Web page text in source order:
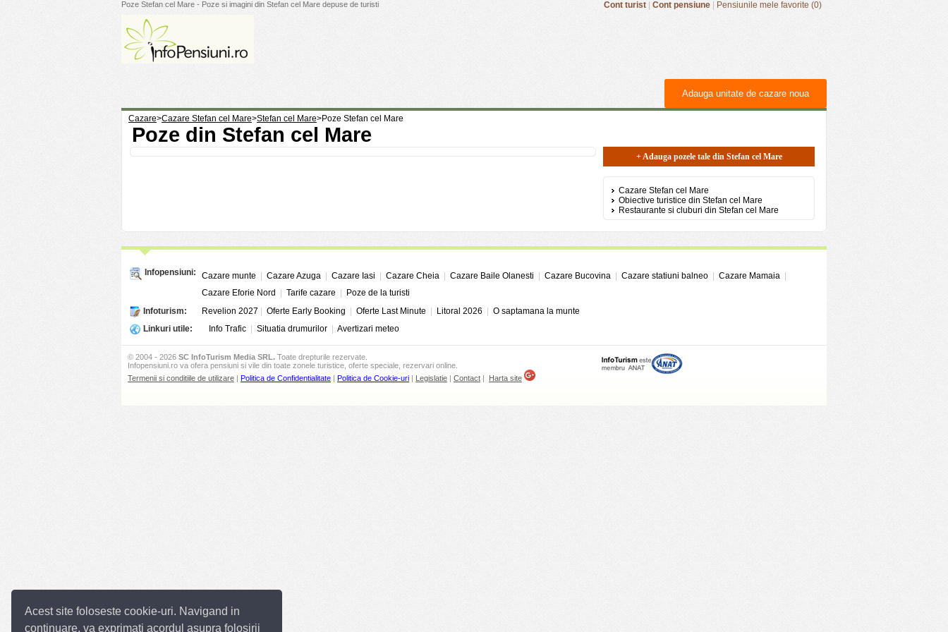
Acest site foloseste cookie-uri. Navigand in
continuare, va exprimati acordul asupra folosirii
Poze Stefan cel Mare - Poze si imagini din Stefan cel Mare depuse de turisti Cont turist Cont pensiune Pensiunile mele favorite (0)
Adauga unitate de cazare noua
Cazare>Cazare Stefan cel Mare>Stefan cel Mare>Poze Stefan cel Mare
Poze din Stefan cel Mare
+ Adauga pozele tale din Stefan cel Mare
Cazare Stefan cel Mare
Obiective turistice din Stefan cel Mare
Restaurante si cluburi din Stefan cel Mare
Infopensiuni: Cazare munte Cazare Azuga Cazare Iasi Cazare Cheia Cazare Baile Olanesti Cazare Bucovina Cazare statiuni balneo Cazare Mamaia
Cazare Eforie Nord
Tarife cazare
Poze de la turisti
Infoturism:
Revelion 2027 Oferte Early Booking Oferte Last Minute Litoral 2026
O saptamana la munte
Linkuri utile:
Info Trafic Situatia drumurilor Avertizari meteo
© 2004 - 2026 SC InfoTurism Media SRL. Toate drepturile rezervate.
Infopensiuni.ro va ofera pensiuni si vile din toate zonele turistice, oferte speciale, rezervari online.
Termenii si conditiile de utilizare | Politica de Confidentialitate | Politica de Cookie-uri | Legislatie | Contact | Harta site